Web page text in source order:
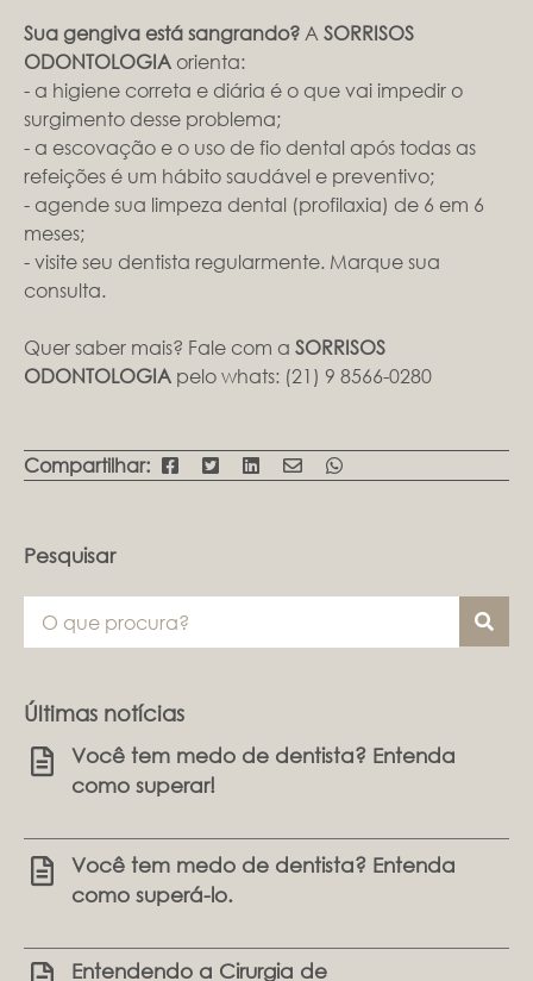
Pesquisar
Últimas notícias
Você tem medo de dentista? Entenda
como superar!
Você tem medo de dentista? Entenda
como superá-lo.
Entendendo a Cirurgia de
Sua gengiva está sangrando? A SORRISOS
ODONTOLOGIA orienta:
- a higiene correta e diária é o que vai impedir o
surgimento desse problema;
- a escovação e o uso de fio dental após todas as
refeições é um hábito saudável e preventivo;
- agende sua limpeza dental (profilaxia) de 6 em 6
meses;
- visite seu dentista regularmente. Marque sua
consulta.
Quer saber mais? Fale com a SORRISOS
ODONTOLOGIA pelo whats: (21) 9 8566-0280
Compartilhar: